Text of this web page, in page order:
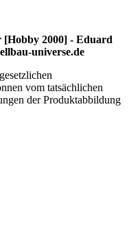
[Hobby 2000] - Eduard
universe.de
vom tatsächlichen
der Produktabbildung